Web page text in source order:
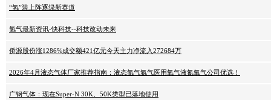
“氢”装上阵逐绿新赛道
氢气最新资讯-快科技--科技改动未来
侨源股份涨1286%成交额421亿元今天主力净流入272684万
2026年4月液态气体厂家推荐指南：液态氩气氩气医用氧气液氮氧气公司优选！
广钢气体：现在Super-N 30K、50K类型已落地使用